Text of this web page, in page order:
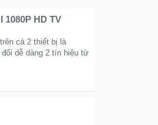
1080P HD TV
cả 2 thiết bị là
dễ dàng 2 tín hiệu từ